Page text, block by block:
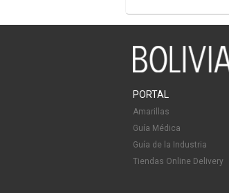
PORTAL
Amarillas
Guía Médica
Guía de la Industria
Tiendas Online Delivery